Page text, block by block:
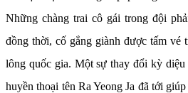
Những chàng trai cô gái trong đội
đồng thời, cố gắng giành được tấm vé
lông quốc gia. Một sự thay đổi kỳ diệu
huyền thoại tên Ra Yeong Ja đã tới